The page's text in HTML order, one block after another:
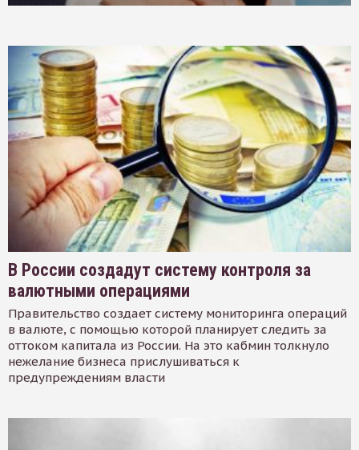
В России создадут систему контроля за
валютными операциями
Правительство создает систему мониторинга операций
в валюте, с помощью которой планирует следить за
оттоком капитала из России. На это кабмин толкнуло
нежелание бизнеса прислушиваться к
предупреждениям власти